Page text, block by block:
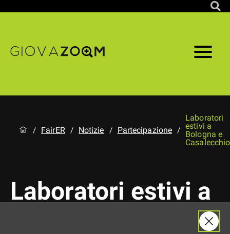
/ FairER / Notizie / Partecipazione /
Laboratori
estivi a
Bologna e
Casalecchio
Laboratori estivi a